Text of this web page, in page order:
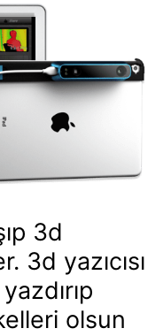
3d
3d yazıcısı
olsun